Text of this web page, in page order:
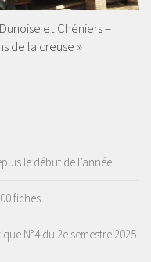
et Chéniers –
de la creuse »
le début de l’année
fiches
N°4 du 2e semestre 2025